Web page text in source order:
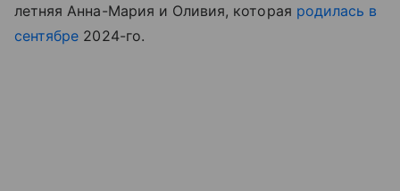
летняя Анна-Мария и Оливия, которая родилась в
сентябре 2024-го.